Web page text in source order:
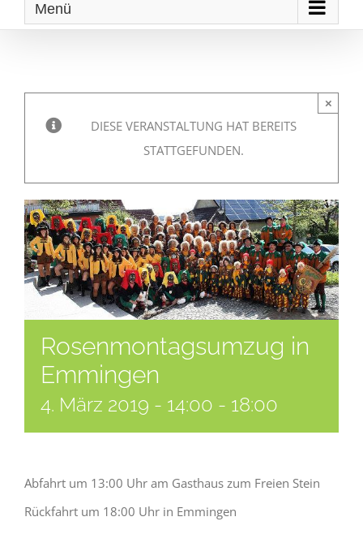
Menü
DIESE VERANSTALTUNG HAT BEREITS
STATTGEFUNDEN.
×
Rosenmontagsumzug in
Emmingen
4. März 2019 - 14:00 - 18:00
Abfahrt um 13:00 Uhr am Gasthaus zum Freien Stein
Rückfahrt um 18:00 Uhr in Emmingen